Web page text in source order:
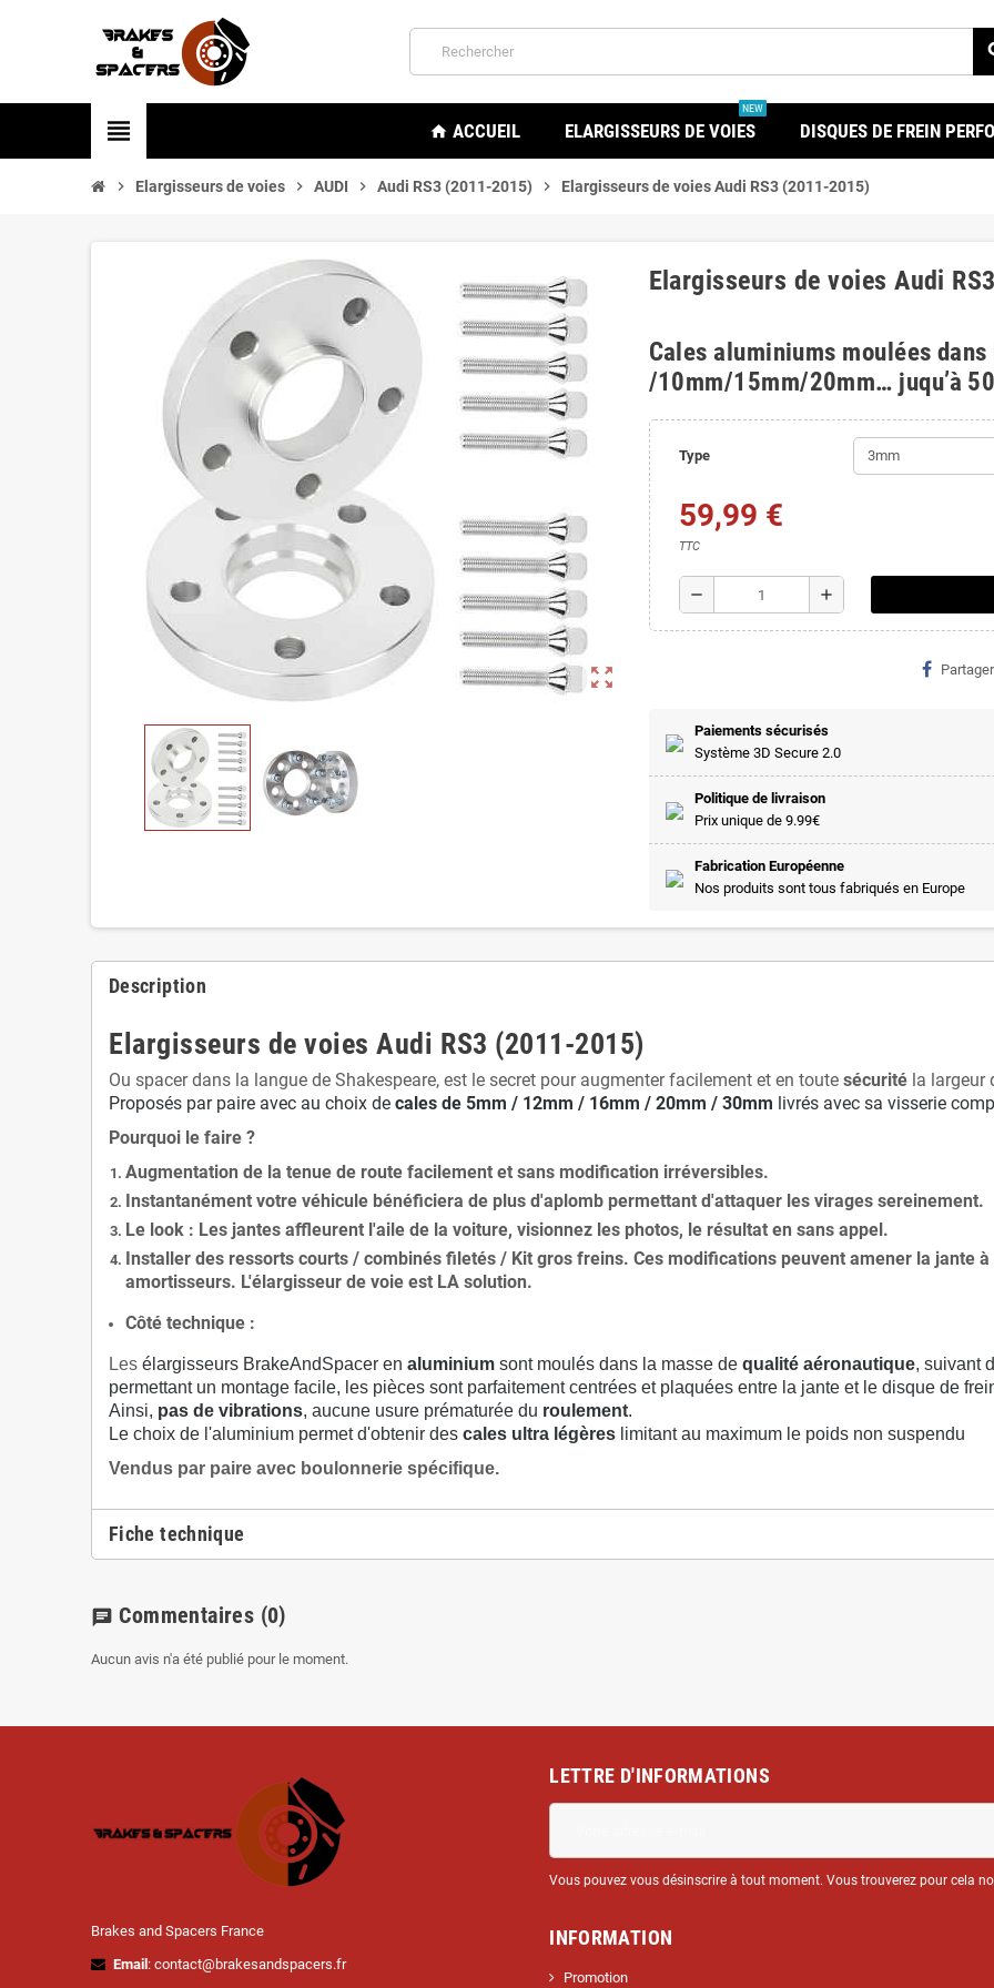
view_headline home ACCUEIL ELARGISSEURS DE VOIES
NEW
DISQUES DE FREIN
chevron_right Elargisseurs de voies chevron_right AUDI chevron_right Audi RS3 (2011-2015) chevron_right Elargisseurs de voies Audi RS3 (2011-2015)
zoom_out_map
Elargisseurs de voies Audi
Cales aluminiums moulées
/10mm/15mm/20mm… juqu’à
Type
59,99 €
TTC
remove add
Partager
Paiements sécurisés
Système 3D Secure 2.0
Politique de livraison
Prix unique de 9.99€
Fabrication Européenne
Nos produits sont tous fabriqués en Europe
Description
Elargisseurs de voies Audi RS3 (2011-2015)
Ou spacer dans la langue de Shakespeare, est le secret pour augmenter facilement et en toute sécurité la largeur
Proposés par paire avec au choix de cales de 5mm / 12mm / 16mm / 20mm / 30mm livrés avec sa visserie
Pourquoi le faire ?
Augmentation de la tenue de route facilement et sans modification irréversibles.
Instantanément votre véhicule bénéficiera de plus d'aplomb permettant d'attaquer les virages sereinement.
Le look : Les jantes affleurent l'aile de la voiture, visionnez les photos, le résultat en sans appel.
Installer des ressorts courts / combinés filetés / Kit gros freins. Ces modifications peuvent amener la jante
amortisseurs. L'élargisseur de voie est LA solution.
Côté technique :
Les élargisseurs BrakeAndSpacer en aluminium sont moulés dans la masse de qualité aéronautique, suivant
permettant un montage facile, les pièces sont parfaitement centrées et plaquées entre la jante et le disque de
Ainsi, pas de vibrations, aucune usure prématurée du roulement.
Le choix de l'aluminium permet d'obtenir des cales ultra légères limitant au maximum le poids non suspendu
Vendus par paire avec boulonnerie spécifique.
Fiche technique
chat Commentaires (0)
Aucun avis n'a été publié pour le moment.
Brakes and Spacers France
Email : contact@brakesandspacers.fr
LETTRE D'INFORMATIONS
Vous pouvez vous désinscrire à tout moment. Vous trouverez pour cela
INFORMATION
Promotion